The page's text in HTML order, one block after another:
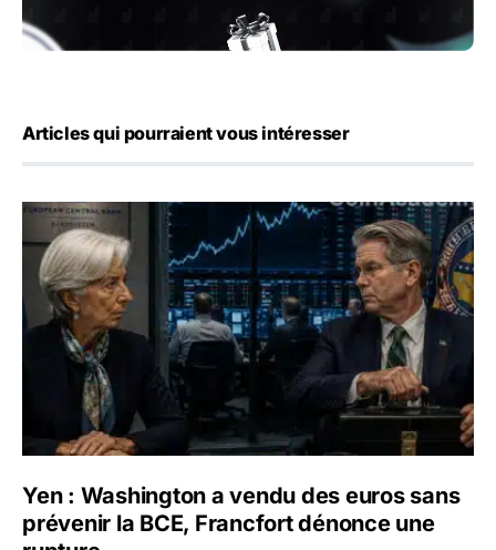
Articles qui pourraient vous intéresser
Yen : Washington a vendu des euros sans prévenir la
Yen : Washington a vendu des euros sans
prévenir la BCE, Francfort dénonce une